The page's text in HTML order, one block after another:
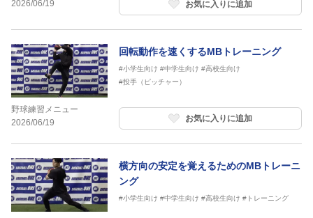
2026/06/19
お気に入りに追加
野球練習メニュー
2026/06/19
回転動作を速くするMBトレーニング
#小学生向け #中学生向け #高校生向け
#投手（ピッチャー）
お気に入りに追加
横方向の安定を覚えるためのMBトレーニ
ング
#小学生向け #中学生向け #高校生向け #トレーニング